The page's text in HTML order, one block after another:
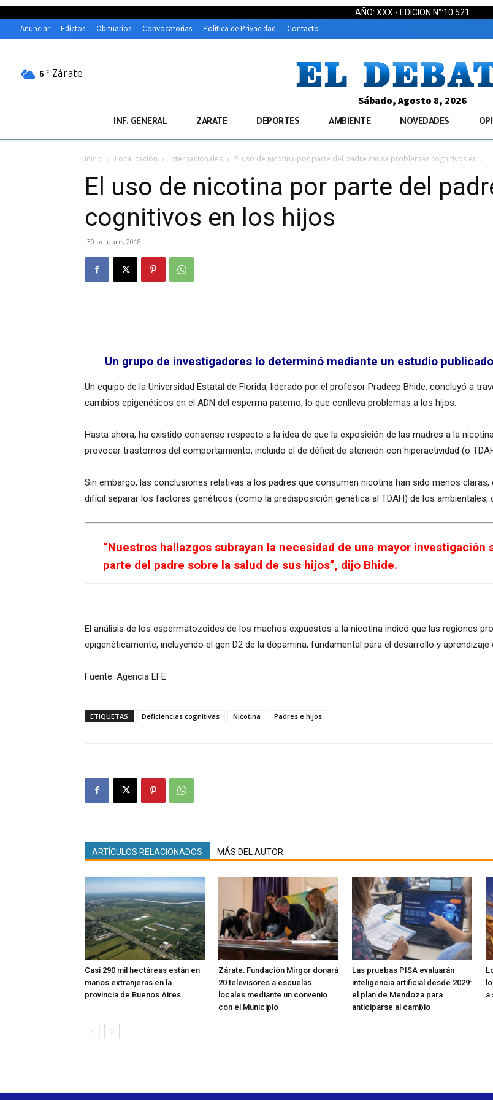
AÑO: XXX - EDICION N°:10.521
Anunciar Edictos Obituarios Convocatorias Política de Privacidad Contacto
6 C Zárate
Sábado, Agosto 8, 2026
INF. GENERAL ZARATE DEPORTES AMBIENTE NOVEDADES
Inicio Localización Internacionales El uso de nicotina por parte del padre causa problemas cognitivos en...
El uso de nicotina por parte del
cognitivos en los hijos
30 octubre, 2018
Un grupo de investigadores lo determinó mediante un estudio
Un equipo de la Universidad Estatal de Florida, liderado por el profesor Pradeep Bhide, concluyó a
cambios epigenéticos en el ADN del esperma paterno, lo que conlleva problemas a los hijos.
Hasta ahora, ha existido consenso respecto a la idea de que la exposición de las madres a la
provocar trastornos del comportamiento, incluido el de déficit de atención con hiperactividad (o
Sin embargo, las conclusiones relativas a los padres que consumen nicotina han sido menos
difícil separar los factores genéticos (como la predisposición genética al TDAH) de los
“Nuestros hallazgos subrayan la necesidad de una mayor
parte del padre sobre la salud de sus hijos”, dijo Bhide.
El análisis de los espermatozoides de los machos expuestos a la nicotina indicó que las regiones
epigenéticamente, incluyendo el gen D2 de la dopamina, fundamental para el desarrollo y aprendizaje
Fuente: Agencia EFE
ETIQUETAS Deficiencias cognitivas Nicotina Padres e hijos
ARTÍCULOS RELACIONADOS MÁS DEL AUTOR
Casi 290 mil hectáreas están en
manos extranjeras en la
provincia de Buenos Aires
Zárate: Fundación Mirgor donará
20 televisores a escuelas
locales mediante un convenio
con el Municipio
Las pruebas PISA evaluarán
inteligencia artificial desde 2029:
el plan de Mendoza para
anticiparse al cambio
a